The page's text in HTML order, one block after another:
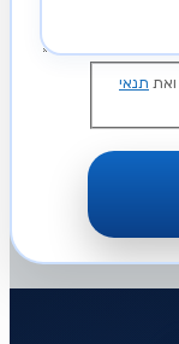
ואת תנאי